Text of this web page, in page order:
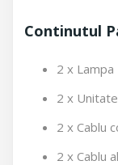
Continutul
2 x
2 x
2 x Cablu
2 x Cablu